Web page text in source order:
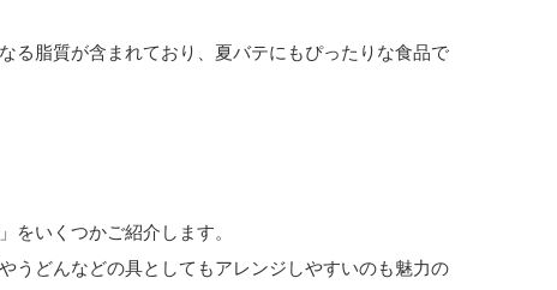
る脂質が含まれており、夏バテにもぴったりな食品で
をいくつかご紹介します。
うどんなどの具としてもアレンジしやすいのも魅力の